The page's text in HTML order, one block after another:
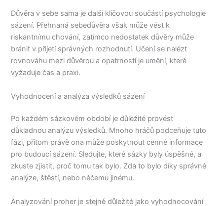
Důvěra v sebe sama je další klíčovou součástí psychologie
sázení. Přehnaná sebedůvěra však může vést k
riskantnímu chování, zatímco nedostatek důvěry může
bránit v přijetí správných rozhodnutí. Učení se nalézt
rovnováhu mezi důvěrou a opatrností je umění, které
vyžaduje čas a praxi.
Vyhodnocení a analýza výsledků sázení
Po každém sázkovém období je důležité provést
důkladnou analýzu výsledků. Mnoho hráčů podceňuje tuto
fázi, přitom právě ona může poskytnout cenné informace
pro budoucí sázení. Sledujte, které sázky byly úspěšné, a
zkuste zjistit, proč tomu tak bylo. Zda to bylo díky správné
analýze, štěstí, nebo něčemu jinému.
Analyzování proher je stejně důležité jako vyhodnocování